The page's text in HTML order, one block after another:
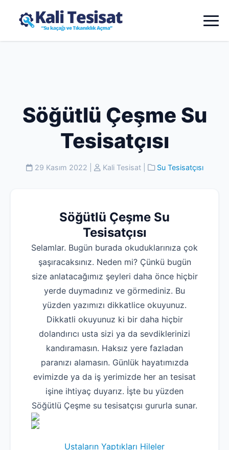
Söğütlü Çeşme Su
Tesisatçısı
29 Kasım 2022 Kali Tesisat| Su Tesisatçısı
Söğütlü Çeşme Su
Tesisatçısı
Selamlar. Bugün burada okuduklarınıza çok
şaşıracaksınız. Neden mi? Çünkü bugün
size anlatacağımız şeyleri daha önce hiçbir
yerde duymadınız ve görmediniz. Bu
yüzden yazımızı dikkatlice okuyunuz.
Dikkatli okuyunuz ki bir daha hiçbir
dolandırıcı usta sizi ya da sevdiklerinizi
kandıramasın. Haksız yere fazladan
paranızı alamasın. Günlük hayatımızda
evimizde ya da iş yerimizde her an tesisat
işine ihtiyaç duyarız. İşte bu yüzden
Söğütlü Çeşme su tesisatçısı gururla sunar.
Ustaların Yaptıkları Hileler